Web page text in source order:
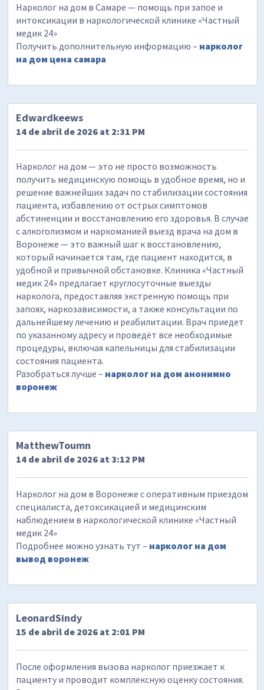
Нарколог на дом в Самаре — помощь при запое и
интоксикации в наркологической клинике «Частный
медик 24»
Получить дополнительную информацию – нарколог
на дом цена самара
Edwardkeews
14 de abril de 2026 at 2:31 PM
Нарколог на дом — это не просто возможность
получить медицинскую помощь в удобное время, но и
решение важнейших задач по стабилизации состояния
пациента, избавлению от острых симптомов
абстиненции и восстановлению его здоровья. В случае
с алкоголизмом и наркоманией выезд врача на дом в
Воронеже — это важный шаг к восстановлению,
который начинается там, где пациент находится, в
удобной и привычной обстановке. Клиника «Частный
медик 24» предлагает круглосуточные выезды
нарколога, предоставляя экстренную помощь при
запоях, наркозависимости, а также консультации по
дальнейшему лечению и реабилитации. Врач приедет
по указанному адресу и проведёт все необходимые
процедуры, включая капельницы для стабилизации
состояния пациента.
Разобраться лучше – нарколог на дом анонимно
воронеж
MatthewToumn
14 de abril de 2026 at 3:12 PM
Нарколог на дом в Воронеже с оперативным приездом
специалиста, детоксикацией и медицинским
наблюдением в наркологической клинике «Частный
медик 24»
Подробнее можно узнать тут – нарколог на дом
вывод воронеж
LeonardSindy
15 de abril de 2026 at 2:01 PM
После оформления вызова нарколог приезжает к
пациенту и проводит комплексную оценку состояния.